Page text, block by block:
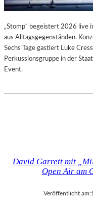
„Stomp“ begeistert 2026 live
aus Alltagsgegenständen.
Sechs Tage gastiert Luke
Perkussionsgruppe in der
Event.
David Garrett mit
Open Air am
Veröffentlicht am: